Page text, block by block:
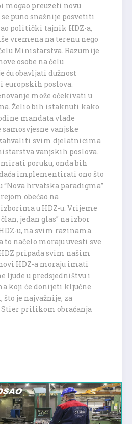
mogao preuzeti novu
se puno snažnije posvetiti
politički tajnik HDZ-a,
vremena na terenu nego
Ministarstva. Razumije
osobe na čelu
ću obavljati dužnost
poslova.
može očekivati u
Želio bih istaknuti kako
mandata vlade
vanjske
svim djelatnicima
vanjskih poslova.
poruku, onda bih
implementirati ono što
“Nova hrvatska paradigma”
obećao na
u HDZ-u. Vrijeme
jedan glas” na izbor
u, na svim razinama.
to načelo moraju uvesti sve
pripada svim našim
HDZ-a moraju imati
ljude u predsjedništvu i
koji će donijeti ključne
je najvažnije, za
Stier prilikom obraćanja